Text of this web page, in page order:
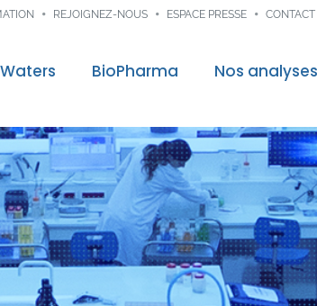
REJOIGNEZ-NOUS ESPACE PRESSE CONTACT
Waters BioPharma Nos
Audit &
Traçabilité